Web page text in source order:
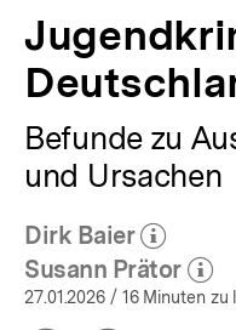
Befunde zu
und Ursachen
Dirk Baier
(Mehr zum
öffnen
Susann Prätor
(Mehr
27.01.2026 / 16 Minuten zu